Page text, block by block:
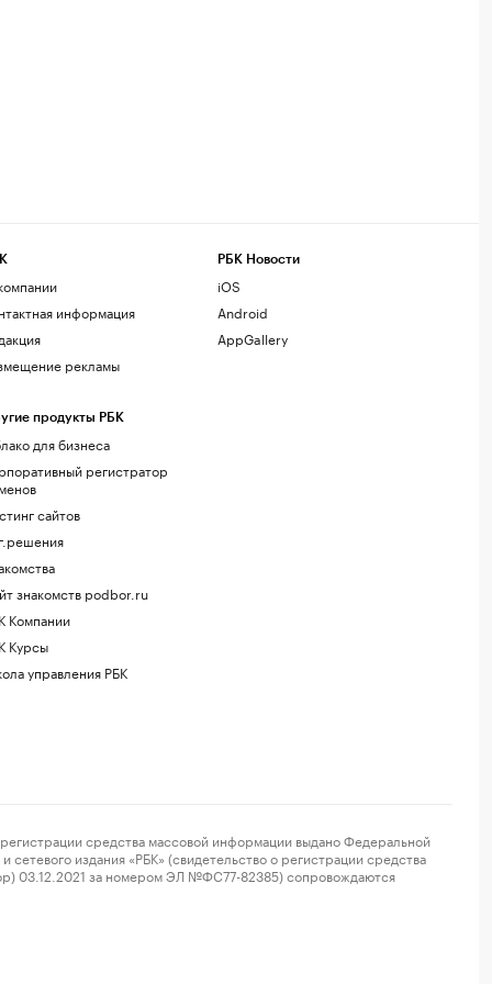
информация
рекламы
продукты РБК
для бизнеса
регистратор
сайтов
знакомств podbor.ru
Компании
Курсы
управления РБК
РБК Новости
iOS
Android
AppGallery
средства массовой информации выдано Федеральной
издания «РБК» (свидетельство о регистрации средства
03.12.2021 за номером ЭЛ №ФС77-82385) сопровождаются